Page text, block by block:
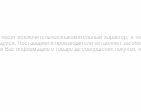
исключительноознакомительный характер, и
Поставщики и производители оставляют
информацию о товаре до совершения покупки,